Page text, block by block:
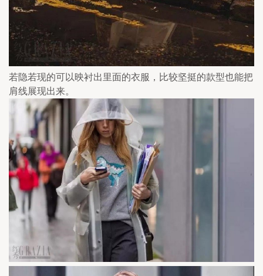
若隐若现的可以映衬出里面的衣服，比较坚挺的款型也能把
肩线展现出来。